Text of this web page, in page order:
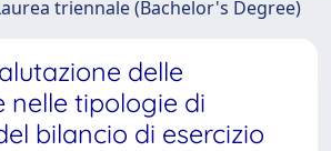
triennale (Bachelor's Degree)
delle
nelle tipologie di
bilancio di esercizio